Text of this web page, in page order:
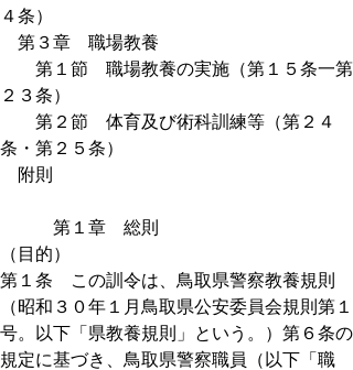
４条）
第３章 職場教養
第１節 職場教養の実施（第１５条一第
２３条）
第２節 体育及び術科訓練等（第２４
条・第２５条）
附則
第１章 総則
（目的）
第１条 この訓令は、鳥取県警察教養規則
（昭和３０年１月鳥取県公安委員会規則第１
号。以下「県教養規則」という。）第６条の
規定に基づき、鳥取県警察職員（以下「職